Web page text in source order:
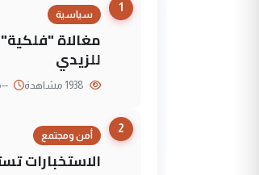
1
سياسية
مغالاة
للزيدي
--
2
أمن ومجتمع
الاستخبارات